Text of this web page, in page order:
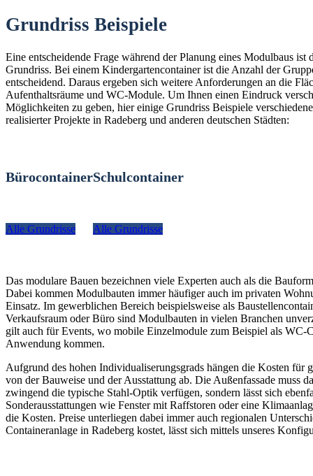
Grundriss Beispiele
Eine entscheidende Frage während der Planung eines Modulbaus ist
Grundriss. Bei einem Kindergartencontainer ist die Anzahl der
entscheidend. Daraus ergeben sich weitere Anforderungen an die
Aufenthaltsräume und WC-Module. Um Ihnen einen Eindruck
Möglichkeiten zu geben, hier einige Grundriss Beispiele
realisierter Projekte in Radeberg und anderen deutschen Städten:
Bürocontainer
Alle Grundrisse
Schulcontainer
Alle Grundrisse
Das modulare Bauen bezeichnen viele Experten auch als die
Dabei kommen Modulbauten immer häufiger auch im privaten
Einsatz. Im gewerblichen Bereich beispielsweise als
Verkaufsraum oder Büro sind Modulbauten in vielen Branchen
gilt auch für Events, wo mobile Einzelmodule zum Beispiel als WC-
Anwendung kommen.
Aufgrund des hohen Individualiserungsgrads hängen die Kosten für
von der Bauweise und der Ausstattung ab. Die Außenfassade muss
zwingend die typische Stahl-Optik verfügen, sondern lässt sich
Sonderausstattungen wie Fenster mit Raffstoren oder eine
die Kosten. Preise unterliegen dabei immer auch regionalen
Containeranlage in Radeberg kostet, lässt sich mittels unseres